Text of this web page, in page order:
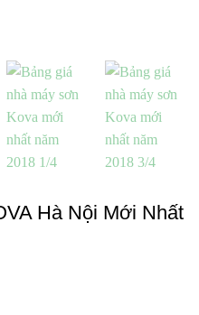
Hà Nội Mới Nhất